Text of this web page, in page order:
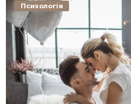
Психологія